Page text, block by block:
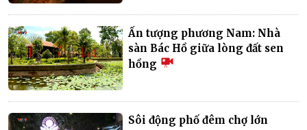
Ấn tượng phương Nam: Nhà
sàn Bác Hồ giữa lòng đất sen
hồng
Sôi động phố đêm chợ lớn